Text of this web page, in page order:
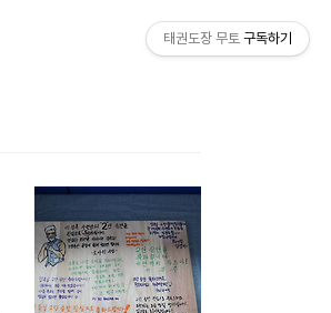
태권도장 무토 구독하기